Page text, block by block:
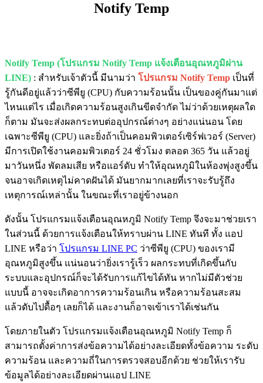
Notify Temp
Notify Temp (โปรแกรม Notify Temp แจ้งเตือนอุณหภูมิผ่าน
LINE) : สำหรับเจ้าตัวนี้ มีนามว่า โปรแกรม Notify Temp เป็นที่
รู้กันดีอยู่แล้วว่าซีพียู (CPU) กับความร้อนนั้น เป็นของคู่กันมาแต่
ไหนแต่ไร เมื่อเกิดความร้อนสูงเกินขีดจำกัด ไม่ว่าด้วยเหตุผลใด
ก็ตาม มันจะส่งผลกระทบต่ออุปกรณ์ต่างๆ อย่างแน่นอน โดย
เฉพาะซีพียู (CPU) และยิ่งถ้าเป็นคอมพิวเตอร์เซิร์ฟเวอร์ (Server)
มีการเปิดใช้งานคอมพิวเตอร์ 24 ชั่วโมง ตลอด 365 วัน แล้วอยู่
มาวันหนึ่ง พัดลมเสีย หรือแอร์ดับ ทำให้อุณหภูมิในห้องพุ่งสูงขึ้น
จนอาจเกิดเหตุไม่คาดฝันได้ มันยากมากเลยที่เราจะรับรู้ถึง
เหตุการณ์เหล่านั้น ในขณะที่เราอยู่ข้างนอก
ดังนั้น โปรแกรมแจ้งเตือนอุณหภูมิ Notify Temp จึงจะมาช่วยเรา
ในส่วนนี้ ด้วยการแจ้งเตือนให้ทราบผ่าน LINE ทันที ทั้ง แอป
LINE หรือว่า โปรแกรม LINE PC ว่าซีพียู (CPU) ของเรามี
อุณหภูมิสูงขึ้น แน่นอนว่ายิ่งเรารู้เร็ว ผลกระทบที่เกิดขึ้นกับ
ระบบและอุปกรณ์ก็จะได้รับการแก้ไขได้ทัน หากไม่มีตัวช่วย
แบบนี้ อาจจะเกิดอาการความร้อนเกิน หรือความร้อนสะสม
แล้วดับไปดื้อๆ เลยก็ได้ และงานก็อาจเข้าเราได้เช่นกัน
โดยภายในตัว โปรแกรมแจ้งเตือนอุณหภูมิ Notify Temp ก็
สามารถตั้งค่าการส่งข้อความได้อย่างละเอียดทั้งข้อความ ระดับ
ความร้อน และความถี่ในการตรวจสอบอีกด้วย ช่วยให้เรารับ
ข้อมูลได้อย่างละเอียดผ่านแอป LINE